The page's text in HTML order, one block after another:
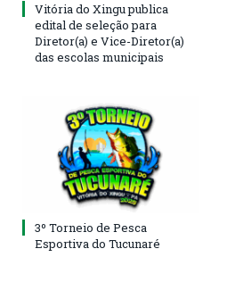
Vitória do Xingu publica
edital de seleção para
Diretor(a) e Vice-Diretor(a)
das escolas municipais
3º Torneio de Pesca
Esportiva do Tucunaré